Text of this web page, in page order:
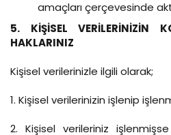
amaçları çerçevesinde
5. KİŞİSEL VERİLERİNİZİN
HAKLARINIZ
Kişisel verilerinizle ilgili olarak;
1. Kişisel verilerinizin işlenip
2. Kişisel verileriniz